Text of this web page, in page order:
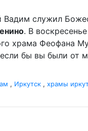
Вадим служил
. В
храма Феофана
бы вы были от
, Иркутск , храмы